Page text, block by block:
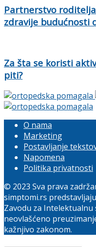
Partnerstvo
zdravije budućnosti
Za šta se koristi
piti?
O nama
Marketing
Postavljanje
Napomena
Politika privatnosti
© 2023 Sva prava
simptomi.rs
Zavodu za Intelektualnu
neovlašćeno
kažnjivo zakonom.